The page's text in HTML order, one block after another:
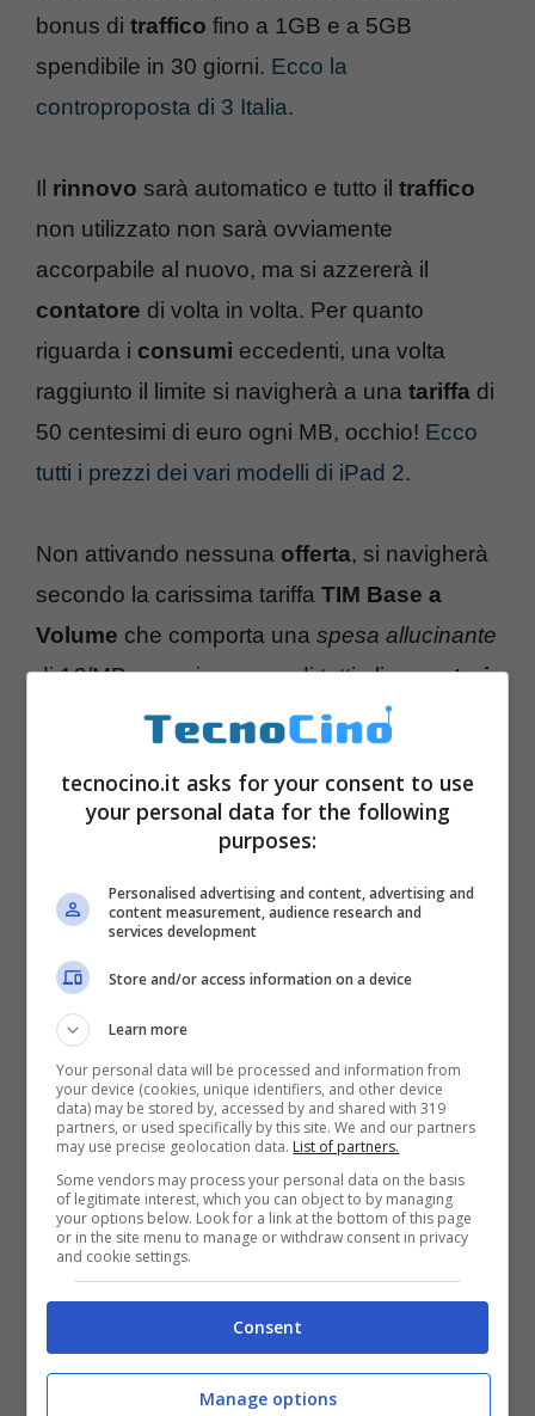
bonus di traffico fino a 1GB e a 5GB
spendibile in 30 giorni. Ecco la
controproposta di 3 Italia.
Il rinnovo sarà automatico e tutto il traffico
non utilizzato non sarà ovviamente
accorpabile al nuovo, ma si azzererà il
contatore di volta in volta. Per quanto
riguarda i consumi eccedenti, una volta
raggiunto il limite si navigherà a una tariffa di
50 centesimi di euro ogni MB, occhio! Ecco
tutti i prezzi dei vari modelli di iPad 2.
Non attivando nessuna offerta, si navigherà
secondo la carissima tariffa TIM Base a
Volume che comporta una spesa allucinante
di 1€/MB, prassi comune di tutti glioperatori
e non solo di TIM per invogliare (leggi:
tecnocino.it asks for your consent to use
your personal data for the following
purposes:
Personalised advertising and content, advertising and
content measurement, audience research and
services development
Store and/or access information on a device
Learn more
Your personal data will be processed and information from
your device (cookies, unique identifiers, and other device
data) may be stored by, accessed by and shared with 319
partners, or used specifically by this site. We and our partners
may use precise geolocation data. List of partners.
Some vendors may process your personal data on the basis
of legitimate interest, which you can object to by managing
your options below. Look for a link at the bottom of this page
or in the site menu to manage or withdraw consent in privacy
and cookie settings.
Consent
Manage options